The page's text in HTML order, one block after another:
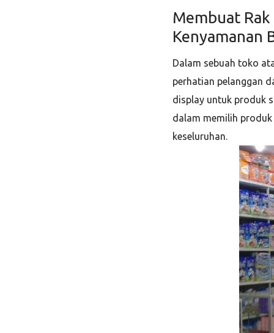
Membuat
Kenyamanan
Dalam sebuah toko
perhatian pelanggan
display untuk produk
dalam memilih
keseluruhan.